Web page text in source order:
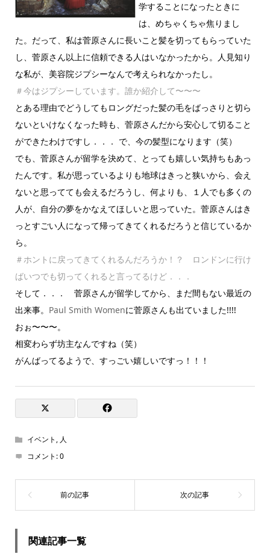
学することになったときに
は、めちゃくちゃ焦りまし
た。だって、私は菅原さんに長いこと髪を切ってもらっていた
し、菅原さん以上に信頼できる人はいなかったから。人見知り
な私が、美容院ジプシーなんで考えられなかったし。
＃今はジプシーしています。誰か紹介して〜〜〜
とある理由でどうしてもロングだった髪の毛をばっさりと切ら
ないといけなくなった時も、菅原さんだから安心して切ること
ができたわけですし．．． で、今の髪型になります（笑）
でも、菅原さんが留学を決めて、とっても嬉しい気持ちもあっ
たんです。私が思っているよりも地球はきっと狭いから、会え
ないと思ってても会えるだろうし、何よりも、１人でも多くの
人が、自分の夢をかなえてほしいと思っていた。菅原さんはき
っとすごい人になって帰ってきてくれるだろうと信じているか
ら。
＃ホントに戻ってきてくれるんだろうか！？ ロンドンに行け
ばいつでも切ってくれると言ってるけど．．．
そして．．． 菅原さんが留学してから、まだ間もない最近の
出来事。 Paul Smith Womenに菅原さんも出ていました!!!!
おぉ〜〜〜。
相変わらず坊主なんですね（笑）
がんばってるようで、すっごい嬉しいですっ！！！
イベント , 人
コメント:0
関連記事一覧